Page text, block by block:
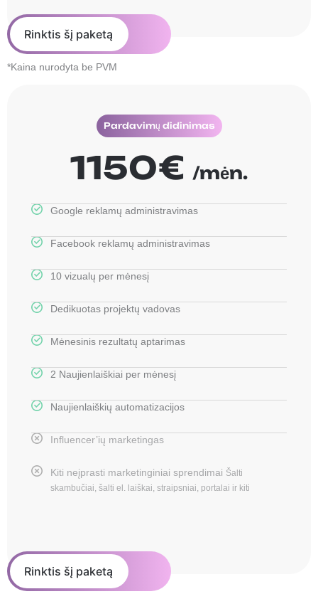
Rinktis šį paketą
*Kaina nurodyta be PVM
Pardavimų didinimas
1150€ /mėn.
Google reklamų administravimas
Facebook reklamų administravimas
10 vizualų per mėnesį
Dedikuotas projektų vadovas
Mėnesinis rezultatų aptarimas
2 Naujienlaiškiai per mėnesį
Naujienlaiškių automatizacijos
Influencer’ių marketingas
Kiti neįprasti marketinginiai sprendimai Šalti
skambučiai, šalti el. laiškai, straipsniai, portalai ir kiti
Rinktis šį paketą